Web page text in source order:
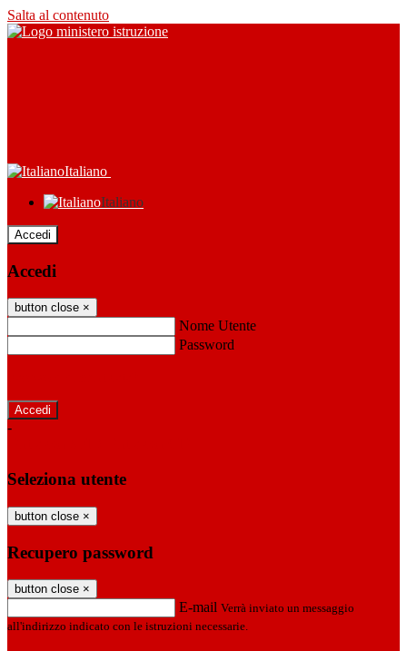
Salta al contenuto
Italiano
Italiano
Accedi
Accedi
button close ×
Nome Utente
Password
-
Seleziona utente
button close ×
Recupero password
button close ×
E-mail Verrà inviato un messaggio
all'indirizzo indicato con le istruzioni necessarie.